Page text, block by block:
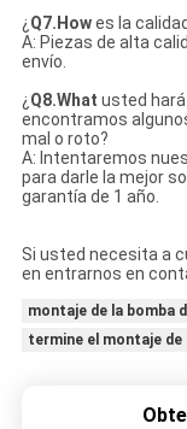
¿ Q7.Howes la
A: Piezas de alta
envío.
¿ Q8.What usted
encontramos
mal o roto?
A: Intentaremos
para darle la mejor
garantía de 1 año.
Si usted necesita a
en entrarnos en
montaje de la bomba
termine el montaje